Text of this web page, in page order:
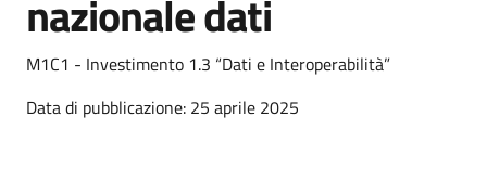
nazionale dati
M1C1 - Investimento 1.3 “Dati e Interoperabilità”
Data di pubblicazione: 25 aprile 2025